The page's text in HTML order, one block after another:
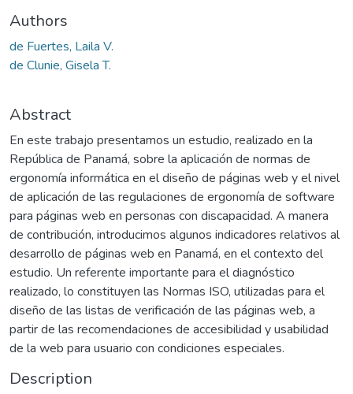
Authors
de Fuertes, Laila V.
de Clunie, Gisela T.
Abstract
En este trabajo presentamos un estudio, realizado en la
República de Panamá, sobre la aplicación de normas de
ergonomía informática en el diseño de páginas web y el nivel
de aplicación de las regulaciones de ergonomía de software
para páginas web en personas con discapacidad. A manera
de contribución, introducimos algunos indicadores relativos al
desarrollo de páginas web en Panamá, en el contexto del
estudio. Un referente importante para el diagnóstico
realizado, lo constituyen las Normas ISO, utilizadas para el
diseño de las listas de verificación de las páginas web, a
partir de las recomendaciones de accesibilidad y usabilidad
de la web para usuario con condiciones especiales.
Description